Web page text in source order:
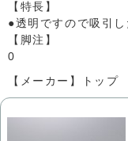
【特長】
●透明ですので吸引
【脚注】
0
【メーカー】トップ